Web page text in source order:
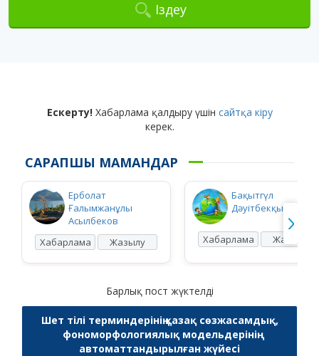
Іздеу
Ескерту!Хабарлама қалдыру үшін сайтқа кіру
керек.
САРАПШЫ МАМАНДАР
Ерболат
Ғалымжанұлы
Асылбеков
Хабарлама
Жазылу
Бақытгүл
Дәуітбекқызы
Хабарлама Жазылу
Барлық пост жүктелді
Шет тілі терминдерінің қазақ сөзжасамдық,
фономорфологиялық модельдерінің
автоматтандырылған жүйесі